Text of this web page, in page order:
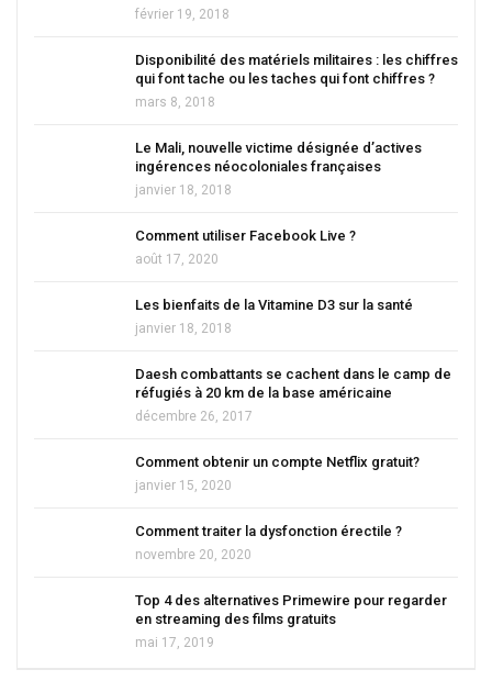
février 19, 2018
Disponibilité des matériels militaires : les chiffres
qui font tache ou les taches qui font chiffres ?
mars 8, 2018
Le Mali, nouvelle victime désignée d’actives
ingérences néocoloniales françaises
janvier 18, 2018
Comment utiliser Facebook Live ?
août 17, 2020
Les bienfaits de la Vitamine D3 sur la santé
janvier 18, 2018
Daesh combattants se cachent dans le camp de
réfugiés à 20 km de la base américaine
décembre 26, 2017
Comment obtenir un compte Netflix gratuit?
janvier 15, 2020
Comment traiter la dysfonction érectile ?
novembre 20, 2020
Top 4 des alternatives Primewire pour regarder
en streaming des films gratuits
mai 17, 2019